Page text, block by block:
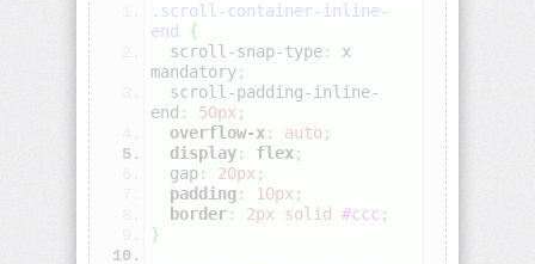
align-
self
all
animation
animation-
delay
.scroll-container-inline-
end
{
  scroll-snap-type
:
x
mandatory;
end : 50px ;
overflow-x: auto ;
display: flex;
  gap
: 20px ;
padding: 10px ;
border: 2px solid #ccc ;
}